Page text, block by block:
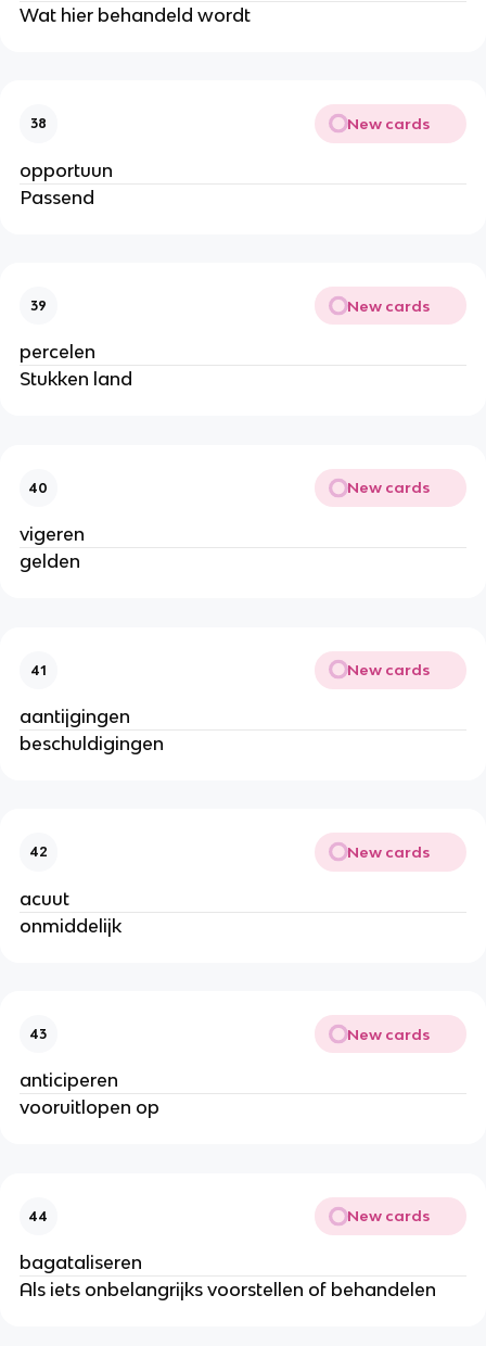
Wat hier behandeld wordt
38 New cards
opportuun
Passend
39 New cards
percelen
Stukken land
40 New cards
vigeren
gelden
41 New cards
aantijgingen
beschuldigingen
42 New cards
acuut
onmiddelijk
43 New cards
anticiperen
vooruitlopen op
44 New cards
bagataliseren
Als iets onbelangrijks voorstellen of behandelen